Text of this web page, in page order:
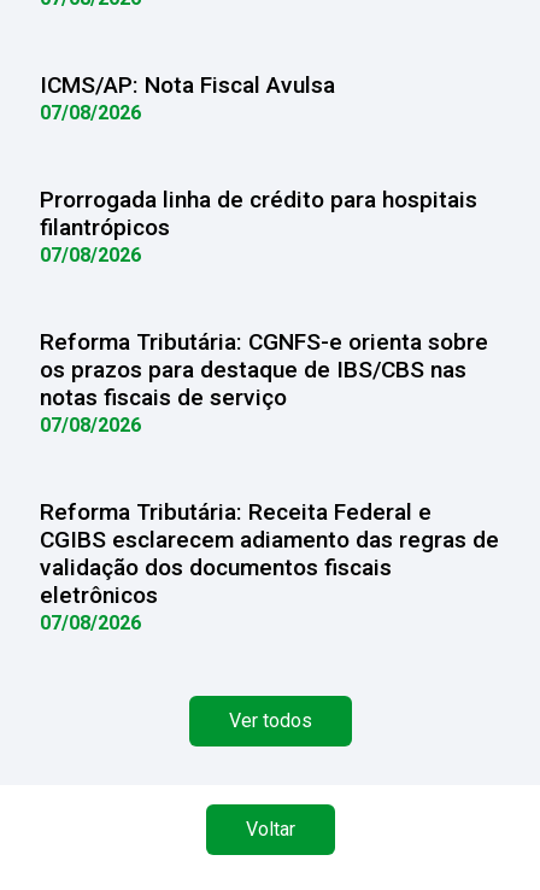
ICMS/AP: Nota Fiscal Avulsa
07/08/2026
Prorrogada linha de crédito para hospitais
filantrópicos
07/08/2026
Reforma Tributária: CGNFS-e orienta sobre
os prazos para destaque de IBS/CBS nas
notas fiscais de serviço
07/08/2026
Reforma Tributária: Receita Federal e
CGIBS esclarecem adiamento das regras de
validação dos documentos fiscais
eletrônicos
07/08/2026
Ver todos
Voltar